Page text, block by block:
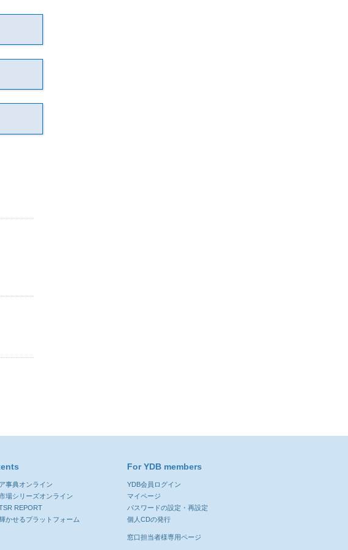
事典オンライン
場シリーズオンライン
REPORT
かせるプラットフォーム
For YDB members
YDB会員ログイン
マイページ
パスワードの設定・再設定
個人CDの発行
窓口担当者様専用ページ